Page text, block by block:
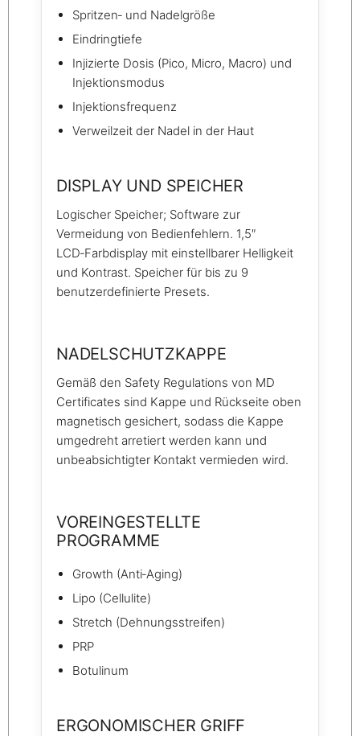
Spritzen‑ und Nadelgröße
Eindringtiefe
Injizierte Dosis (Pico, Micro, Macro) und
Injektionsmodus
Injektionsfrequenz
Verweilzeit der Nadel in der Haut
DISPLAY UND SPEICHER
Logischer Speicher; Software zur
Vermeidung von Bedienfehlern. 1,5″
LCD‑Farbdisplay mit einstellbarer Helligkeit
und Kontrast. Speicher für bis zu 9
benutzerdefinierte Presets.
NADELSCHUTZKAPPE
Gemäß den Safety Regulations von MD
Certificates sind Kappe und Rückseite oben
magnetisch gesichert, sodass die Kappe
umgedreht arretiert werden kann und
unbeabsichtigter Kontakt vermieden wird.
VOREINGESTELLTE
PROGRAMME
Growth (Anti‑Aging)
Lipo (Cellulite)
Stretch (Dehnungsstreifen)
PRP
Botulinum
ERGONOMISCHER GRIFF